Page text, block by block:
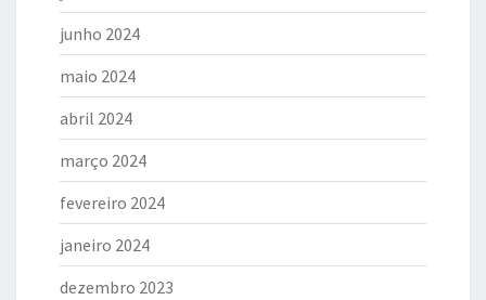
junho 2024
maio 2024
abril 2024
março 2024
fevereiro 2024
janeiro 2024
dezembro 2023